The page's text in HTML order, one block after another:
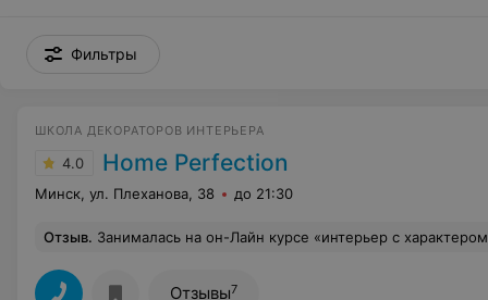
Фильтры
ШКОЛА ДЕКОРАТОРОВ ИНТЕРЬЕРА
4.0 Home Perfection
Минск, ул. Плеханова, 38 до 21:30
Отзыв. Занималась на он-Лайн курсе «интерьер с характером». Не понравилось ничего. Ни преподаватель, ни курс. Совершенно неинформативный, в рассказе никакой системы, обсуждение чужих интерьеров в
Отзывы7